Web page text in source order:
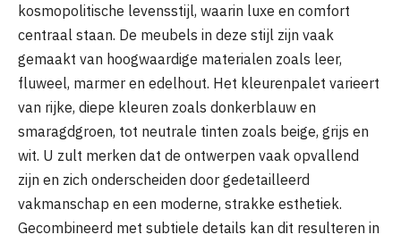
kosmopolitische levensstijl, waarin luxe en comfort
centraal staan. De meubels in deze stijl zijn vaak
gemaakt van hoogwaardige materialen zoals leer,
fluweel, marmer en edelhout. Het kleurenpalet varieert
van rijke, diepe kleuren zoals donkerblauw en
smaragdgroen, tot neutrale tinten zoals beige, grijs en
wit. U zult merken dat de ontwerpen vaak opvallend
zijn en zich onderscheiden door gedetailleerd
vakmanschap en een moderne, strakke esthetiek.
Gecombineerd met subtiele details kan dit resulteren in